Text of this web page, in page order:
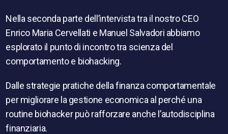
Nella seconda parte dell’intervista tra il nostro CEO
Enrico Maria Cervellati e ‪Manuel Salvadori‬ abbiamo
esplorato il punto di incontro tra scienza del
comportamento e biohacking.
Dalle strategie pratiche della finanza comportamentale
per migliorare la gestione economica al perché una
routine biohacker può rafforzare anche l’autodisciplina
finanziaria.